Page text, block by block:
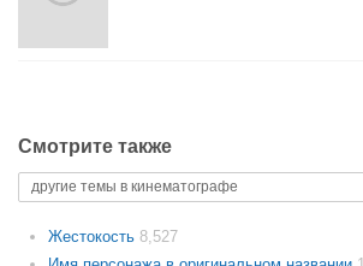
Смотрите также
другие темы в кинематографе
Жестокость 8,527